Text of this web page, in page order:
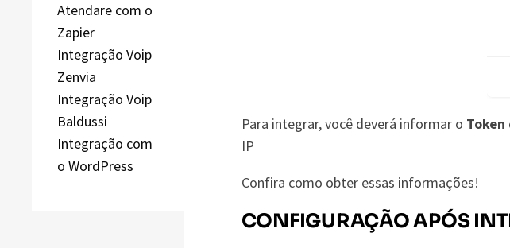
Atendare com o
Zapier
Integração Voip
Zenvia
Integração Voip
Baldussi
Integração com
o WordPress
Para integrar, você deverá informar o
IP
Confira como obter essas informações!
CONFIGURAÇÃO APÓS